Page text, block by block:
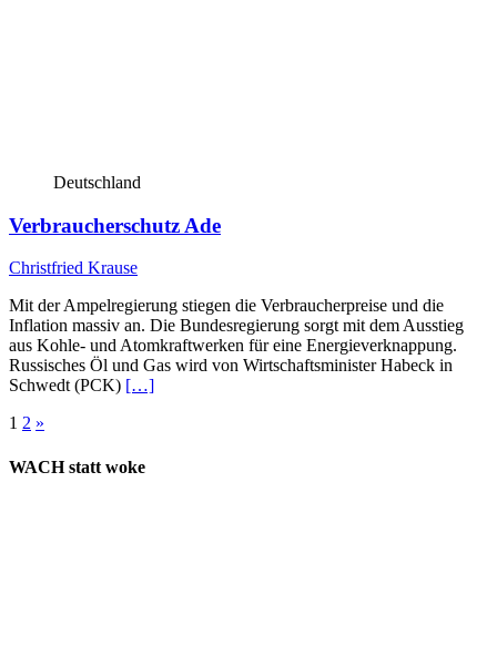
Deutschland
Verbraucherschutz Ade
Christfried Krause
Mit der Ampelregierung stiegen die Verbraucherpreise und die
Inflation massiv an. Die Bundesregierung sorgt mit dem Ausstieg
aus Kohle- und Atomkraftwerken für eine Energieverknappung.
Russisches Öl und Gas wird von Wirtschaftsminister Habeck in
Schwedt (PCK) […]
Seitennummerierung
der
1 2 »
WACH statt woke